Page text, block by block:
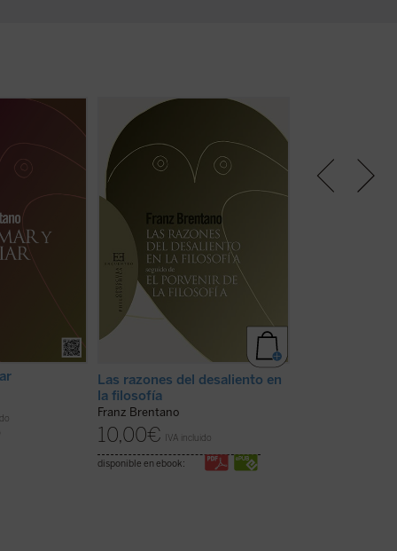
expresión de
de
de amor»,
de las tres
de los
Brentano la
«Es innegable que la filosofía no
goza de gran confianza.
Generalmente se considera el fin
que ella acaricia, o bien como una
imagen velada, a través de cuya
envoltura no puede penetrar la
mirada de ningún mortal, o bien
como una madeja de hilos tan
enmarañados, que no hay mano
humana capaz de desenredarla.
[...] ...
(ver ficha)
Las razones del desaliento en
la filosofía
Franz Brentano
10,00€ IVA incluido
disponible en ebook:
versión
Brentano de
doctoró
in